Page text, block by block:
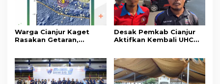
Warga Cianjur Kaget
Rasakan Getaran,
Pangandaran
Desak Pemkab Cianjur
Aktifkan Kembali UHC